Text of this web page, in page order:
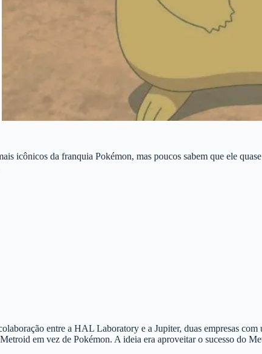
icônicos da franquia Pokémon, mas poucos sabem que ele
entre a HAL Laboratory e a Jupiter, duas empresas
em vez de Pokémon. A ideia era aproveitar o sucesso do